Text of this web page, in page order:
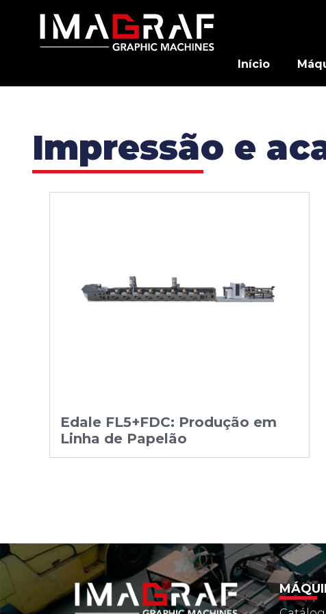
Início
Impressão e
Edale FL5+FDC: Produção em
Linha de Papelão